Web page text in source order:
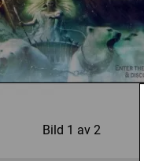
Bild 1 av 2